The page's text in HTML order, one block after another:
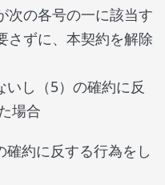
次の各号の一に該当す
さずに、本契約を解除
いし（5）の確約に反
場合
確約に反する行為をし